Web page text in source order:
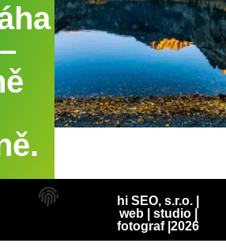
hi SEO, s.r.o. |
web| studio|
fotograf|2026